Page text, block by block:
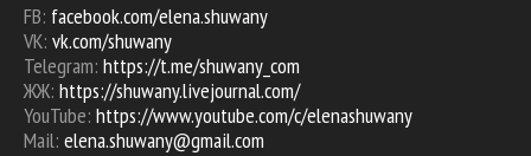
FB: facebook.com/elena.shuwany
VK: vk.com/shuwany
Telegram: https://t.me/shuwany_com
ЖЖ: https://shuwany.livejournal.com/
YouTube: https://www.youtube.com/c/elenashuwany
Mail: elena.shuwany@gmail.com